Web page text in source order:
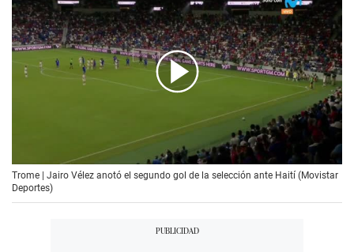
00:00/01:26
Trome | Jairo Vélez anotó el segundo gol de la selección ante Haití (Movistar
Deportes)